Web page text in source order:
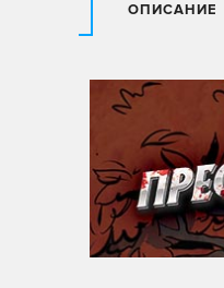
ОПИСАНИЕ